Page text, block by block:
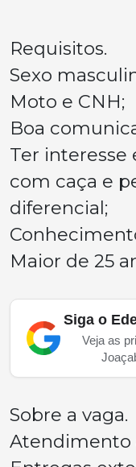
Requisitos.
Sexo
Moto e CNH;
Boa
Ter
com caça e
diferencial;
Maior de 25
Siga o
Veja as
Sobre a vaga.
Atendimento